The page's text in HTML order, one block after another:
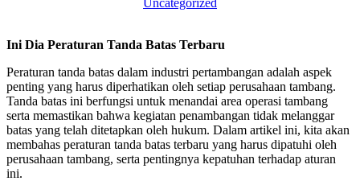
Uncategorized
Ini Dia Peraturan Tanda Batas Terbaru
Peraturan tanda batas dalam industri pertambangan adalah aspek
penting yang harus diperhatikan oleh setiap perusahaan tambang.
Tanda batas ini berfungsi untuk menandai area operasi tambang
serta memastikan bahwa kegiatan penambangan tidak melanggar
batas yang telah ditetapkan oleh hukum. Dalam artikel ini, kita akan
membahas peraturan tanda batas terbaru yang harus dipatuhi oleh
perusahaan tambang, serta pentingnya kepatuhan terhadap aturan
ini.